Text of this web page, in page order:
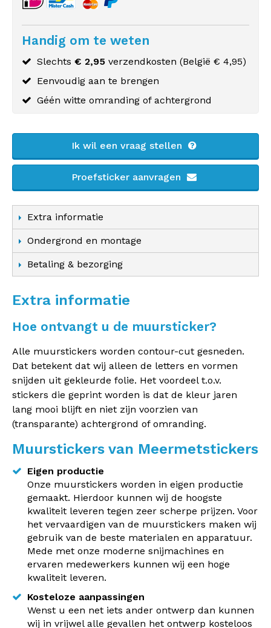
Handig om te weten
Slechts € 2,95 verzendkosten (België € 4,95)
Eenvoudig aan te brengen
Géén witte omranding of achtergrond
Ik wil een vraag stellen
Proefsticker aanvragen
Extra informatie
Ondergrond en montage
Betaling & bezorging
Extra informatie
Hoe ontvangt u de muursticker?
Alle muurstickers worden contour-cut gesneden.
Dat betekent dat wij alleen de letters en vormen
snijden uit gekleurde folie. Het voordeel t.o.v.
stickers die geprint worden is dat de kleur jaren
lang mooi blijft en niet zijn voorzien van
(transparante) achtergrond of omranding.
Muurstickers van Meermetstickers
Eigen productie
Onze muurstickers worden in eigen productie
gemaakt. Hierdoor kunnen wij de hoogste
kwaliteit leveren tegen zeer scherpe prijzen. Voor
het vervaardigen van de muurstickers maken wij
gebruik van de beste materialen en apparatuur.
Mede met onze moderne snijmachines en
ervaren medewerkers kunnen wij een hoge
kwaliteit leveren.
Kosteloze aanpassingen
Wenst u een net iets ander ontwerp dan kunnen
wij in vrijwel alle gevallen het ontwerp kosteloos